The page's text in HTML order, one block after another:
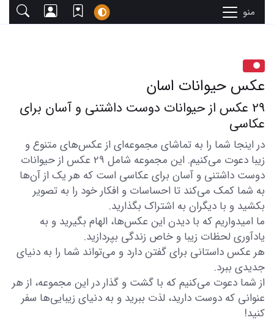
منو
عکس حیوانات اسان
29 عکس از حیوانات دوست داشتنی و آسان برای
عکاسی
در اینجا شما را به تماشای مجموعه‌ای از عکس‌های متنوع و
زیبا دعوت می‌کنیم. این مجموعه شامل 29 عکس از حیوانات
دوست داشتنی و آسان برای عکاسی است که هر یک از آن‌ها
به شما کمک می‌کند تا احساسات و افکار خود را به تصویر
بکشید و با دیگران به اشتراک بگذارید.
ما امیدواریم که با دیدن این عکس‌ها، الهام بگیرید و به
یادآوری لحظات زیبا و خاص زندگی بپردازید.
هر عکس داستانی برای گفتن دارد و می‌تواند شما را به دنیای
جدیدی ببرد.
از شما دعوت می‌کنیم که با گشت و گذار در این مجموعه، از هر
عنوانی که دوست دارید، لذت ببرید و به دنیای زیبایی‌ها سفر
کنید!